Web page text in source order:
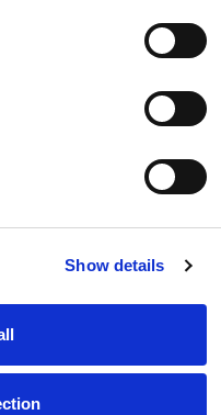
Show details